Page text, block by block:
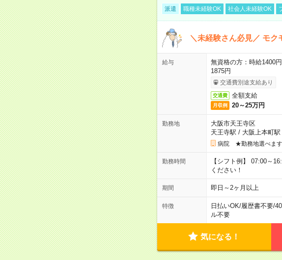
派遣 職種未経験OK 社会人未経験OK
＼未経験さん必見／ モク
給与
無資格の方：時給1400
1875円
交通費別途支給あり
交通費 全額支給
月収例 20～25万円
勤務地
大阪市天王寺区
天王寺駅 / 大阪上本町駅
病院 ★勤務地選べます
勤務時間
【シフト例】 07:00～
ください！
期間 即日～2ヶ月以上
特徴 日払いOK/履歴書不要/
ル不要
気になる！